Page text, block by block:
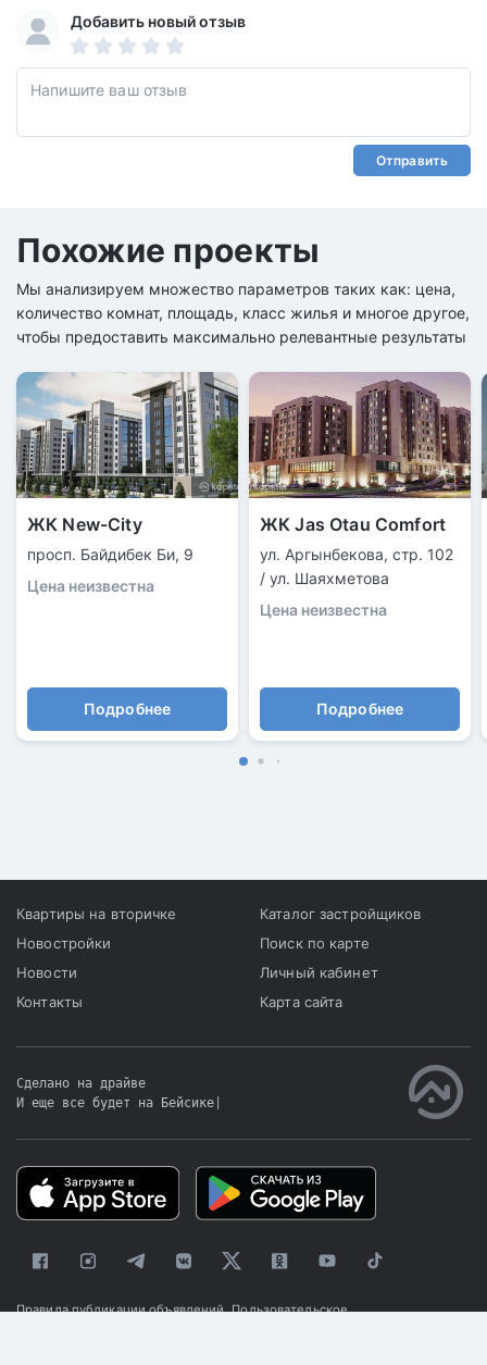
Добавить новый отзыв
Отправить
Похожие проекты
Мы анализируем множество параметров таких как: цена,
количество комнат, площадь, класс жилья и многое другое,
чтобы предоставить максимально релевантные результаты
ЖК New-City
просп. Байдибек Би, 9
Цена неизвестна
Подробнее
ЖК Jas Otau Comfort
ул. Аргынбекова, стр. 102
/ ул. Шаяхметова
Цена неизвестна
Подробнее
Квартиры на вторичке
Новостройки
Новости
Контакты
Каталог застройщиков
Поиск по карте
Личный кабинет
Карта сайта
Сделано на драйве
И еще все будет на Бейсике
Правила публикации объявлений Пользовательское